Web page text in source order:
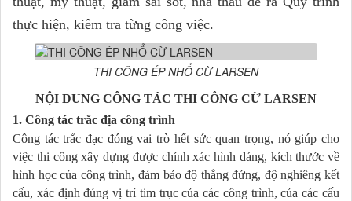
thực hiện, kiêm tra từng công việc.
THI CÔNG ÉP NHỔ CỪ LARSEN
NỘI DUNG CÔNG TÁC THI CÔNG CỪ LARSEN
1. Công tác trắc địa công trình
Công tác trắc đạc đóng vai trò hết sức quan trọng, nó giúp cho
việc thi công xây dựng được chính xác hình dáng, kích thước về
hình học của công trình, đảm bảo độ thẳng đứng, độ nghiêng kết
cấu, xác định đúng vị trí tim trục của các công trình, của các cấu